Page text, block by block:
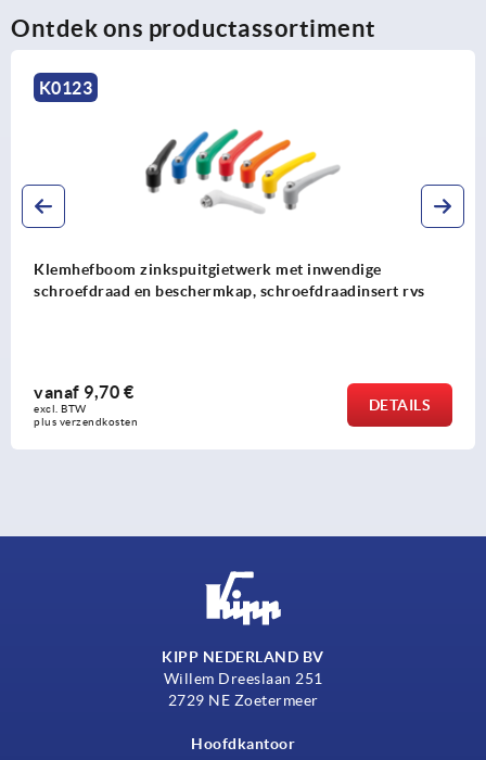
Ontdek ons productassortiment
K0123
Klemhefboom zinkspuitgietwerk met inwendige
schroefdraad en beschermkap, schroefdraadinsert rvs
vanaf 9,70 €
excl. BTW
plus verzendkosten
DETAILS
KIPP NEDERLAND BV
Willem Dreeslaan 251
2729 NE Zoetermeer
Hoofdkantoor